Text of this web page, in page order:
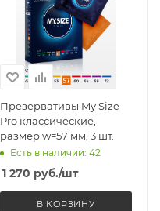
Презервативы My Size
Pro классические,
размер w=57 мм, 3 шт.
Есть в наличии: 42
1 270 руб./шт
В КОРЗИНУ